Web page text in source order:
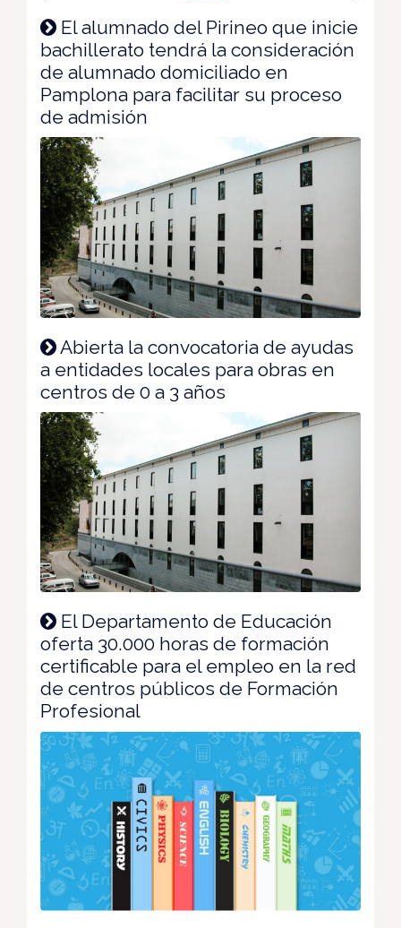
El alumnado del Pirineo que inicie
bachillerato tendrá la consideración
de alumnado domiciliado en
Pamplona para facilitar su proceso
de admisión
Abierta la convocatoria de ayudas
a entidades locales para obras en
centros de 0 a 3 años
El Departamento de Educación
oferta 30.000 horas de formación
certificable para el empleo en la red
de centros públicos de Formación
Profesional